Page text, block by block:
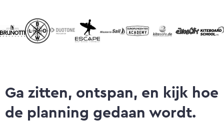
Ga zitten, ontspan, en kijk hoe
de planning gedaan wordt.